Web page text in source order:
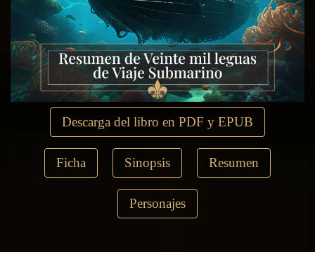
Descarga del libro en PDF y EPUB
Ficha Sinopsis Resumen
Personajes